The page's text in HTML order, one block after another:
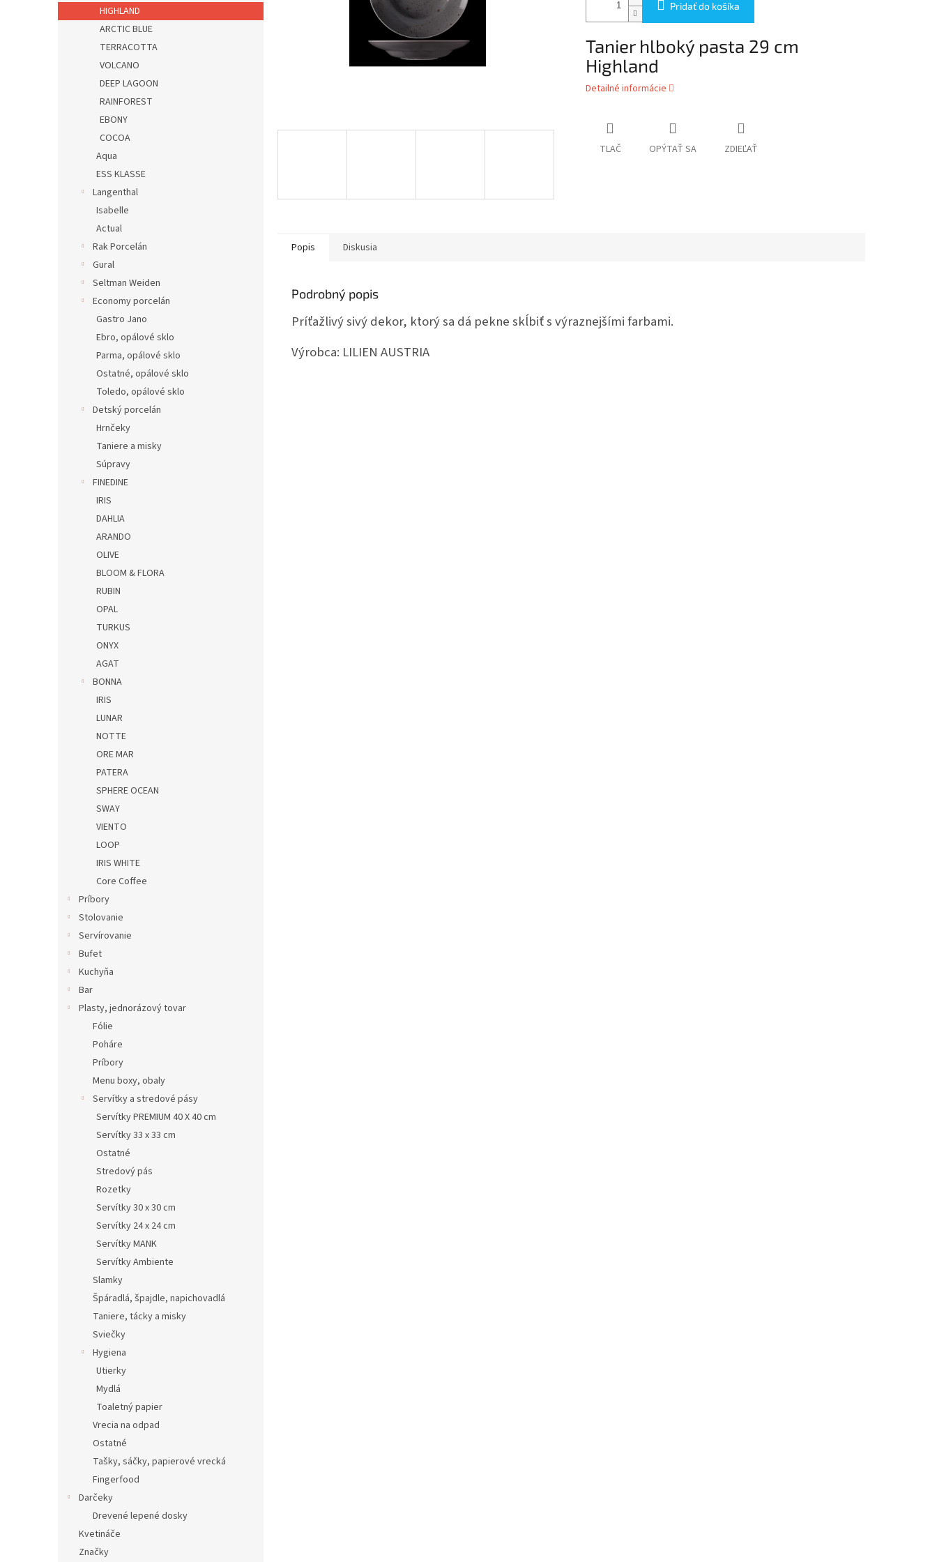
HIGHLAND
ARCTIC BLUE
TERRACOTTA
VOLCANO
DEEP LAGOON
RAINFOREST
EBONY
COCOA
Aqua
ESS KLASSE
Langenthal
Isabelle
Actual
Rak Porcelán
Gural
Seltman Weiden
Economy porcelán
Gastro Jano
Ebro, opálové sklo
Parma, opálové sklo
Ostatné, opálové sklo
Toledo, opálové sklo
Detský porcelán
Hrnčeky
Taniere a misky
Súpravy
FINEDINE
IRIS
DAHLIA
ARANDO
OLIVE
BLOOM & FLORA
RUBIN
OPAL
TURKUS
ONYX
AGAT
BONNA
IRIS
LUNAR
NOTTE
ORE MAR
PATERA
SPHERE OCEAN
SWAY
VIENTO
LOOP
IRIS WHITE
Core Coffee
Príbory
Stolovanie
Servírovanie
Bufet
Kuchyňa
Bar
Plasty, jednorázový tovar
Fólie
Poháre
Príbory
Menu boxy, obaly
Servítky a stredové pásy
Servítky PREMIUM 40 X 40 cm
Servítky 33 x 33 cm
Ostatné
Stredový pás
Rozetky
Servítky 30 x 30 cm
Servítky 24 x 24 cm
Servítky MANK
Servítky Ambiente
Slamky
Špáradlá, špajdle, napichovadlá
Taniere, tácky a misky
Sviečky
Hygiena
Utierky
Mydlá
Toaletný papier
Vrecia na odpad
Ostatné
Tašky, sáčky, papierové vrecká
Fingerfood
Darčeky
Drevené lepené dosky
Kvetináče
Značky
Pridať do košíka
Tanier hlboký pasta 29 cm
Highland
Detailné informácie
TLAČ OPÝTAŤ SA ZDIEĽAŤ
Popis Diskusia
Podrobný popis
Príťažlivý sivý dekor, ktorý sa dá pekne skĺbiť s výraznejšími farbami.
Výrobca: LILIEN AUSTRIA